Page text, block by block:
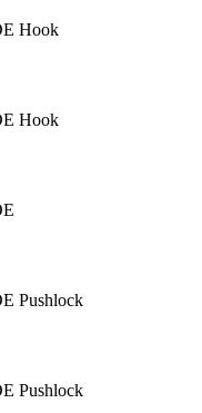
Hook
Hook
Pushlock
Pushlock